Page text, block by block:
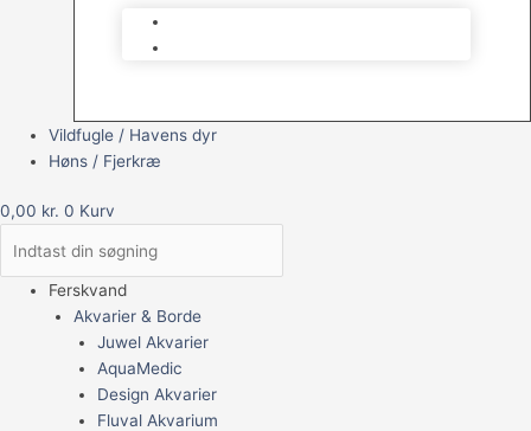
Vildfugle / Havens dyr
Høns / Fjerkræ
0,00 kr. 0 Kurv
Ferskvand
Akvarier & Borde
Juwel Akvarier
AquaMedic
Design Akvarier
Fluval Akvarium